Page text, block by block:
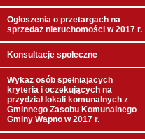
Ogłoszenia o przetargach na
sprzedaż nieruchomości w 2017 r.
Konsultacje społeczne
Wykaz osób spełniajacych
kryteria i oczekujących na
przydział lokali komunalnych z
Gminnego Zasobu Komunalnego
Gminy Wapno w 2017 r.